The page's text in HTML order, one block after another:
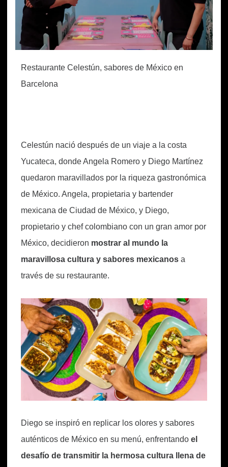
Restaurante Celestún, sabores de México en
Barcelona
Celestún nació después de un viaje a la costa
Yucateca, donde Angela Romero y Diego Martínez
quedaron maravillados por la riqueza gastronómica
de México. Angela, propietaria y bartender
mexicana de Ciudad de México, y Diego,
propietario y chef colombiano con un gran amor por
México, decidieron mostrar al mundo la
maravillosa cultura y sabores mexicanos a
través de su restaurante.
Diego se inspiró en replicar los olores y sabores
auténticos de México en su menú, enfrentando el
desafío de transmitir la hermosa cultura llena de